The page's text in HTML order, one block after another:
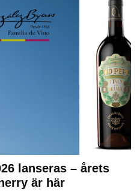
lanseras – årets
är här